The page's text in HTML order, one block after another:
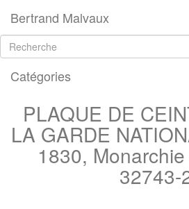
Bertrand Malvaux
Catégories
PLAQUE DE
LA GARDE
1830,
32743-